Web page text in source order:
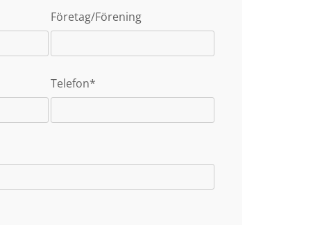
Företag/Förening
Telefon*